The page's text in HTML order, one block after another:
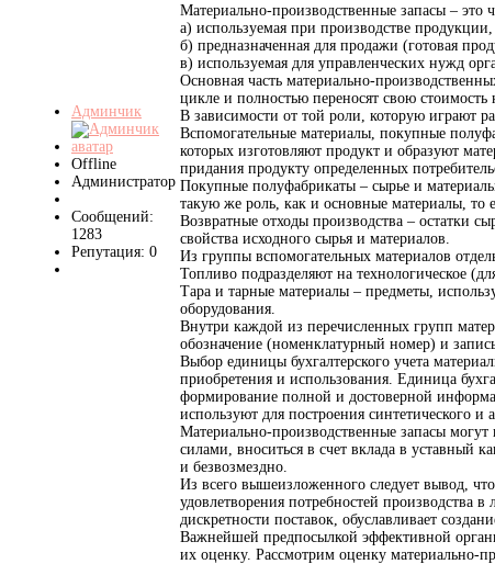
Админчик
Offline
Администратор
Сообщений:
1283
Репутация: 0
Материально-производственные запасы – это
а) используемая при производстве
б) предназначенная для продажи (готовая
в) используемая для управленческих нужд
Основная часть материально-
цикле и полностью переносят свою
В зависимости от той роли, которую играют
Вспомогательные материалы, покупные
которых изготовляют продукт и образуют
придания продукту определенных
Покупные полуфабрикаты – сырье и
такую же роль, как и основные материалы, то
Возвратные отходы производства – остатки
свойства исходного сырья и материалов.
Из группы вспомогательных материалов
Топливо подразделяют на технологическое
Тара и тарные материалы – предметы,
оборудования.
Внутри каждой из перечисленных групп
обозначение (номенклатурный номер) и
Выбор единицы бухгалтерского учета
приобретения и использования. Единица
формирование полной и достоверной
используют для построения синтетического и
Материально-производственные запасы
силами, вноситься в счет вклада в уставный
и безвозмездно.
Из всего вышеизложенного следует вывод,
удовлетворения потребностей производства
дискретности поставок, обуславливает
Важнейшей предпосылкой эффективной
их оценку. Рассмотрим оценку материально-